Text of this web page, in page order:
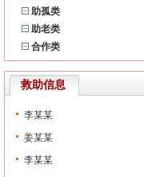
助孤类
助老类
合作类
救助信息
李某某
姜某某
李某某